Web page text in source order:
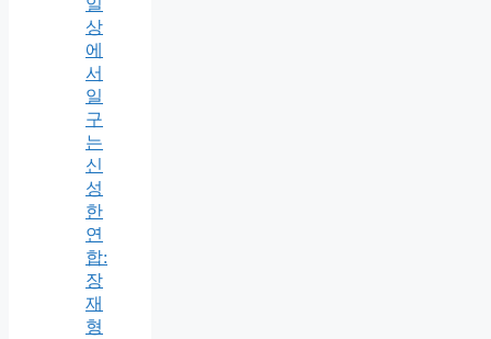
일
상
에
서
일
구
는
신
성
한
연
합:
장
재
형